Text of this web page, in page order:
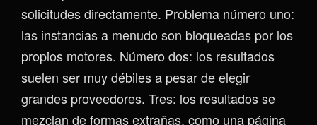
solicitudes directamente. Problema número uno:
las instancias a menudo son bloqueadas por los
propios motores. Número dos: los resultados
suelen ser muy débiles a pesar de elegir
grandes proveedores. Tres: los resultados se
mezclan de formas extrañas, como una página